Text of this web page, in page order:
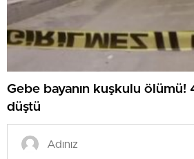
Gebe bayanın kuşkulu ölümü!
düştü